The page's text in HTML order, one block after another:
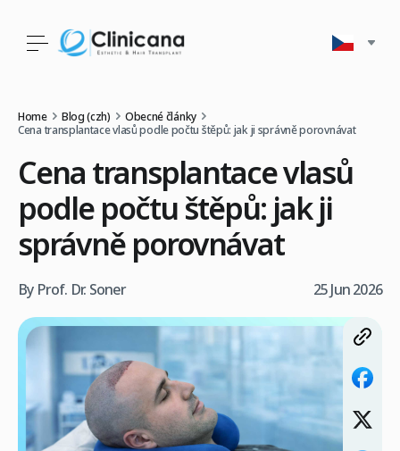
Home Blog (czh)
Obecné články
Cena transplantace vlasů podle počtu štěpů: jak ji správně porovnávat
Cena transplantace vlasů
podle počtu štěpů: jak ji
správně porovnávat
By Prof. Dr. Soner 25 Jun 2026